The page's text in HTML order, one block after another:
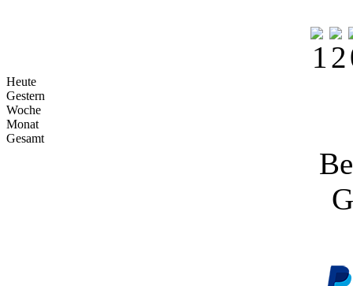
Heute
Gestern
Woche
Monat
Gesamt